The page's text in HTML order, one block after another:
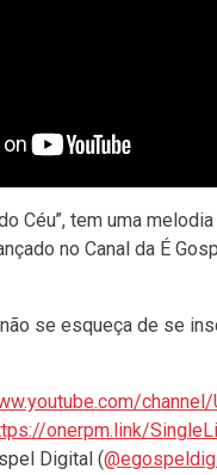
Céu’’, tem uma
no Canal da É
se esqueça de se
channel/
onerpm.link/
Digital (